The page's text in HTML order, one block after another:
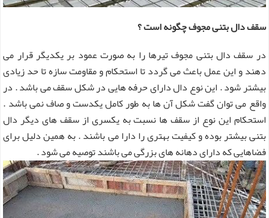
سقف دال بتنی مجوف چگونه است ؟
در سقف دال بتنی مجوف تیرها را به صورت عمود بر یکدیگر قرار می
دهند و این عمل باعث می گردد تا استحکام و مقاومت سازه تا حد زیادی
بیشتر شود . این نوع دال دارای حرفه هایی در شکل سقف می باشد . در
واقع می توان گفت شکل آن ها به طور کامل یکدست و صاف نمی باشد .
استحکام این نوع از سقف ها نسبت به یکسری از سقف های دیگر دال
بتنی بیشتر بوده و کیفیت بهتری را دارا می باشند . به همین دلیل برای
فضاهایی که دارای دهانه های بزرگی می باشند توصیه می شود .